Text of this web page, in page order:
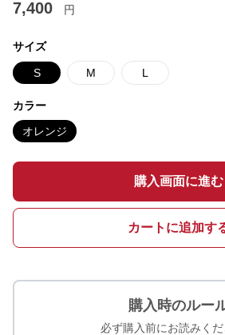
7,400 円
サイズ
S M L
カラー
オレンジ
購入画面に進む
カートに追加す
購入時のルー
必ず購入前にお読みくだ